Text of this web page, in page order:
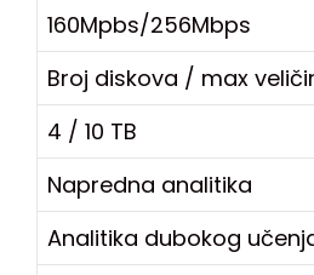
160Mpbs/256Mbps
Broj diskova / max
4 / 10 TB
Napredna analitika
Analitika dubokog